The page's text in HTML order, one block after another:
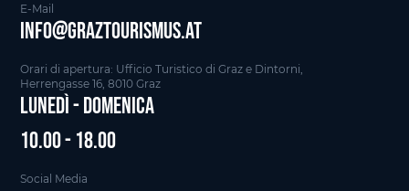
E-Mail
info@graztourismus.at
Orari di apertura: Ufficio Turistico di Graz e Dintorni,
Herrengasse 16, 8010 Graz
Lunedì - Domenica
10.00 - 18.00
Social Media